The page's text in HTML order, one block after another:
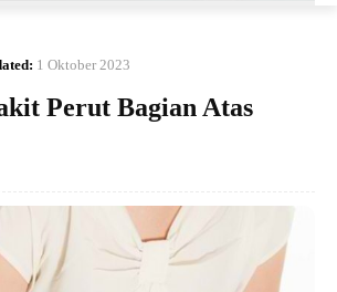
1 Oktober 2023
Perut Bagian Atas